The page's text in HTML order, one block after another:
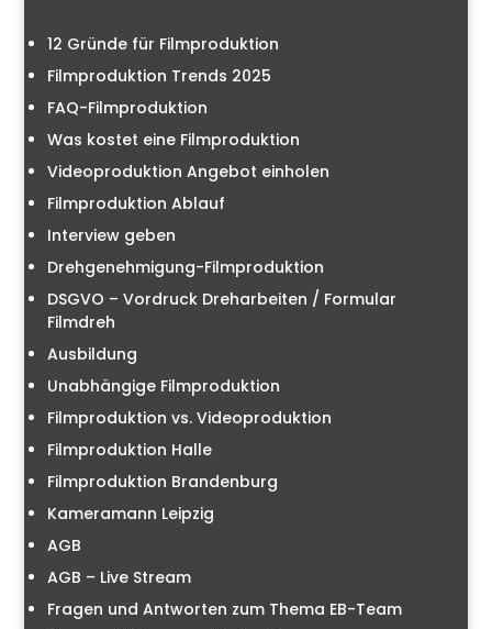
12 Gründe für Filmproduktion
Filmproduktion Trends 2025
FAQ-Filmproduktion
Was kostet eine Filmproduktion
Videoproduktion Angebot einholen
Filmproduktion Ablauf
Interview geben
Drehgenehmigung-Filmproduktion
DSGVO – Vordruck Dreharbeiten / Formular
Filmdreh
Ausbildung
Unabhängige Filmproduktion
Filmproduktion vs. Videoproduktion
Filmproduktion Halle
Filmproduktion Brandenburg
Kameramann Leipzig
AGB
AGB – Live Stream
Fragen und Antworten zum Thema EB-Team